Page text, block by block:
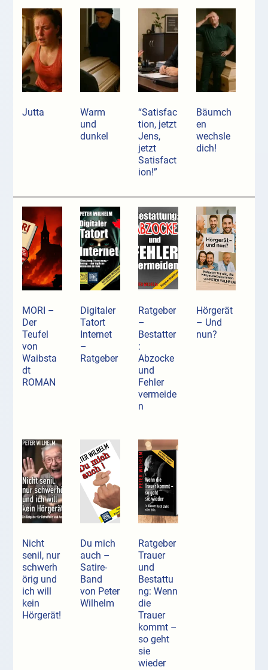
Jutta
Warm
und
dunkel
“Satisfac
tion, jetzt
Jens,
jetzt
Satisfact
ion!”
Bäumch
en
wechsle
dich!
MORI –
Der
Teufel
von
Waibsta
dt
ROMAN
Digitaler
Tatort
Internet
–
Ratgeber
Ratgeber
–
Bestatter
:
Abzocke
und
Fehler
vermeide
n
Hörgerät
– Und
nun?
Nicht
senil, nur
schwerh
örig und
ich will
kein
Hörgerät!
Du mich
auch –
Satire-
Band
von Peter
Wilhelm
Ratgeber
Trauer
und
Bestattu
ng: Wenn
die
Trauer
kommt –
so geht
sie
wieder